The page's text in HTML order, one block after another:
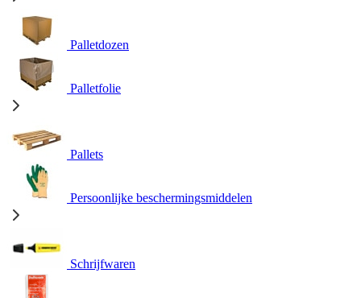
Palletdozen
Palletfolie
Pallets
Persoonlijke beschermingsmiddelen
Schrijfwaren